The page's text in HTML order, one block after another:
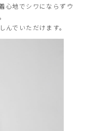
心地でシワにならずウ
でいただけます。